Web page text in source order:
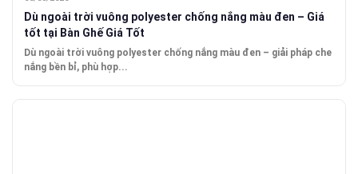
Dù ngoài trời vuông polyester chống nắng màu đen – Giá
tốt tại Bàn Ghế Giá Tốt
Dù ngoài trời vuông polyester chống nắng màu đen – giải pháp che
nắng bền bỉ, phù hợp...